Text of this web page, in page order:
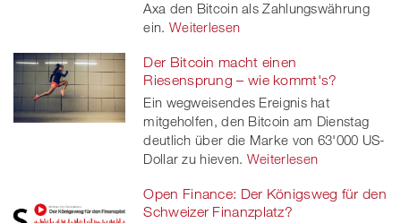
Axa den Bitcoin als Zahlungswährung
ein. Weiterlesen
Der Bitcoin macht einen
Riesensprung – wie kommt's?
Ein wegweisendes Ereignis hat
mitgeholfen, den Bitcoin am Dienstag
deutlich über die Marke von 63'000 US-
Dollar zu hieven. Weiterlesen
Open Finance: Der Königsweg für den
Schweizer Finanzplatz?